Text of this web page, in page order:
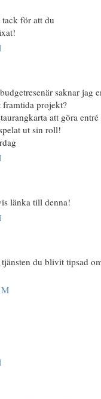
för att du
saknar jag
framtida projekt?
att göra
ut sin roll!
länka till denna!
du blivit tipsad